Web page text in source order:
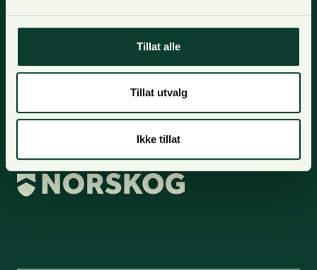
Tillat alle
Tillat utvalg
Ikke tillat
Postadresse: Postboks 123, Lilleaker 0216 Oslo
+47 48 17 10 00
firmapost@norskog.no